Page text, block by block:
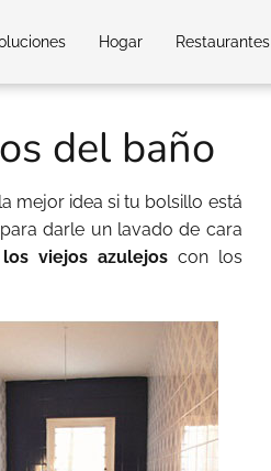
Hogar Restaurantes
del baño
mejor idea si tu bolsillo está
darle un lavado de cara
viejos azulejoscon los